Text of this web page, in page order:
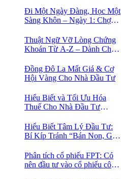
Đi Một Ngày Đàng, Học Một
Sàng Khôn – Ngày 1: Chợ
Thuật Ngữ Vỡ Lòng Chứng
Khoán Từ A-Z – Dành Cho
Đồng Đô La Mất Giá & Cơ
Hội Vàng Cho Nhà Đầu Tư
Hiểu Biết và Tối Ưu Hóa
Thuế Cho Nhà Đầu Tư
Hiểu Biết Tâm Lý Đầu Tư:
Bí Kíp Tránh “Bán Non, Giữ
Thị Trường Chứng Khoán
Phân tích cổ phiếu FPT: Có
nên đầu tư vào cổ phiếu công